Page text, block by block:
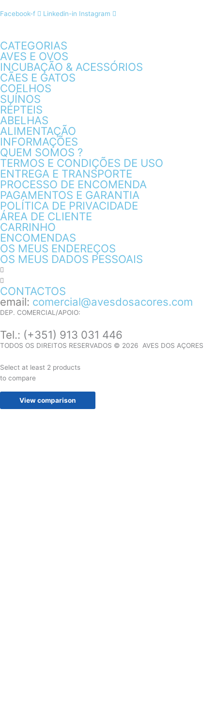
Facebook-f Linkedin-in Instagram
CATEGORIAS
AVES E OVOS
INCUBAÇÃO & ACESSÓRIOS
CÃES E GATOS
COELHOS
SUÍNOS
RÉPTEIS
ABELHAS
ALIMENTAÇÃO
INFORMAÇÕES
QUEM SOMOS ?
TERMOS E CONDIÇÕES DE USO
ENTREGA E TRANSPORTE
PROCESSO DE ENCOMENDA
PAGAMENTOS E GARANTIA
POLÍTICA DE PRIVACIDADE
ÁREA DE CLIENTE
CARRINHO
ENCOMENDAS
OS MEUS ENDEREÇOS
OS MEUS DADOS PESSOAIS
CONTACTOS
email: comercial@avesdosacores.com
DEP. COMERCIAL/APOIO:
Tel.: (+351) 913 031 446
TODOS OS DIREITOS RESERVADOS © 2026 AVES DOS AÇORES
Select at least 2 products
to compare
View comparison